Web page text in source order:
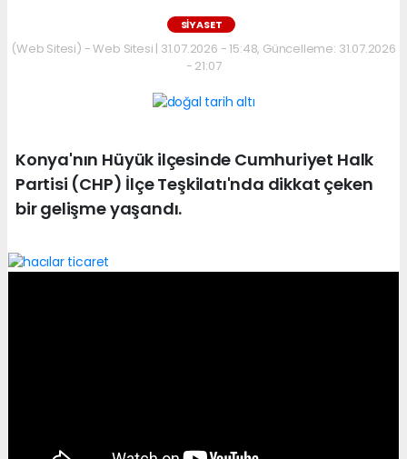
SIYASET
(Web Sitesi) - Web Sitesi | 31.07.2026 - 15:48, Güncelleme: 31.07.2026
- 21:07
Konya'nın Hüyük ilçesinde Cumhuriyet Halk
Partisi (CHP) İlçe Teşkilatı'nda dikkat çeken
bir gelişme yaşandı.